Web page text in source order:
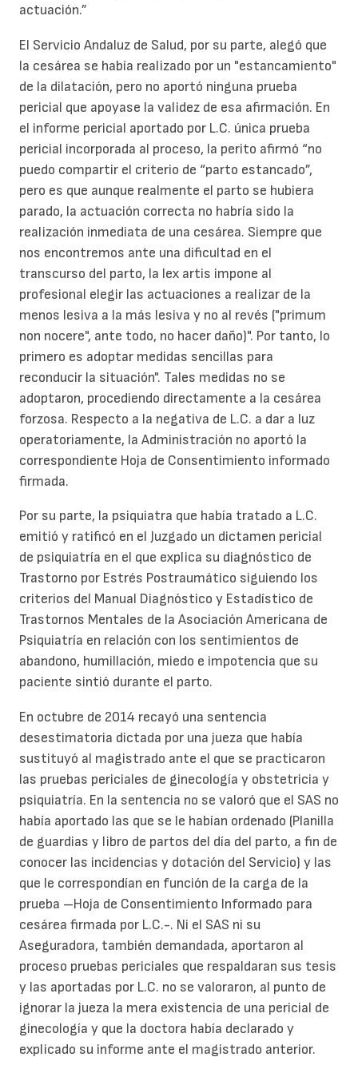
actuación.”
El Servicio Andaluz de Salud, por su parte, alegó que
la cesárea se había realizado por un "estancamiento"
de la dilatación, pero no aportó ninguna prueba
pericial que apoyase la validez de esa afirmación. En
el informe pericial aportado por L.C. única prueba
pericial incorporada al proceso, la perito afirmó “no
puedo compartir el criterio de “parto estancado”,
pero es que aunque realmente el parto se hubiera
parado, la actuación correcta no habría sido la
realización inmediata de una cesárea. Siempre que
nos encontremos ante una dificultad en el
transcurso del parto, la lex artis impone al
profesional elegir las actuaciones a realizar de la
menos lesiva a la más lesiva y no al revés ("primum
non nocere", ante todo, no hacer daño)". Por tanto, lo
primero es adoptar medidas sencillas para
reconducir la situación". Tales medidas no se
adoptaron, procediendo directamente a la cesárea
forzosa. Respecto a la negativa de L.C. a dar a luz
operatoriamente, la Administración no aportó la
correspondiente Hoja de Consentimiento informado
firmada.
Por su parte, la psiquiatra que había tratado a L.C.
emitió y ratificó en el Juzgado un dictamen pericial
de psiquiatría en el que explica su diagnóstico de
Trastorno por Estrés Postraumático siguiendo los
criterios del Manual Diagnóstico y Estadístico de
Trastornos Mentales de la Asociación Americana de
Psiquiatría en relación con los sentimientos de
abandono, humillación, miedo e impotencia que su
paciente sintió durante el parto.
En octubre de 2014 recayó una sentencia
desestimatoria dictada por una jueza que había
sustituyó al magistrado ante el que se practicaron
las pruebas periciales de ginecología y obstetricia y
psiquiatría. En la sentencia no se valoró que el SAS no
había aportado las que se le habían ordenado (Planilla
de guardias y libro de partos del día del parto, a fin de
conocer las incidencias y dotación del Servicio) y las
que le correspondían en función de la carga de la
prueba –Hoja de Consentimiento Informado para
cesárea firmada por L.C.-. Ni el SAS ni su
Aseguradora, también demandada, aportaron al
proceso pruebas periciales que respaldaran sus tesis
y las aportadas por L.C. no se valoraron, al punto de
ignorar la jueza la mera existencia de una pericial de
ginecología y que la doctora había declarado y
explicado su informe ante el magistrado anterior.